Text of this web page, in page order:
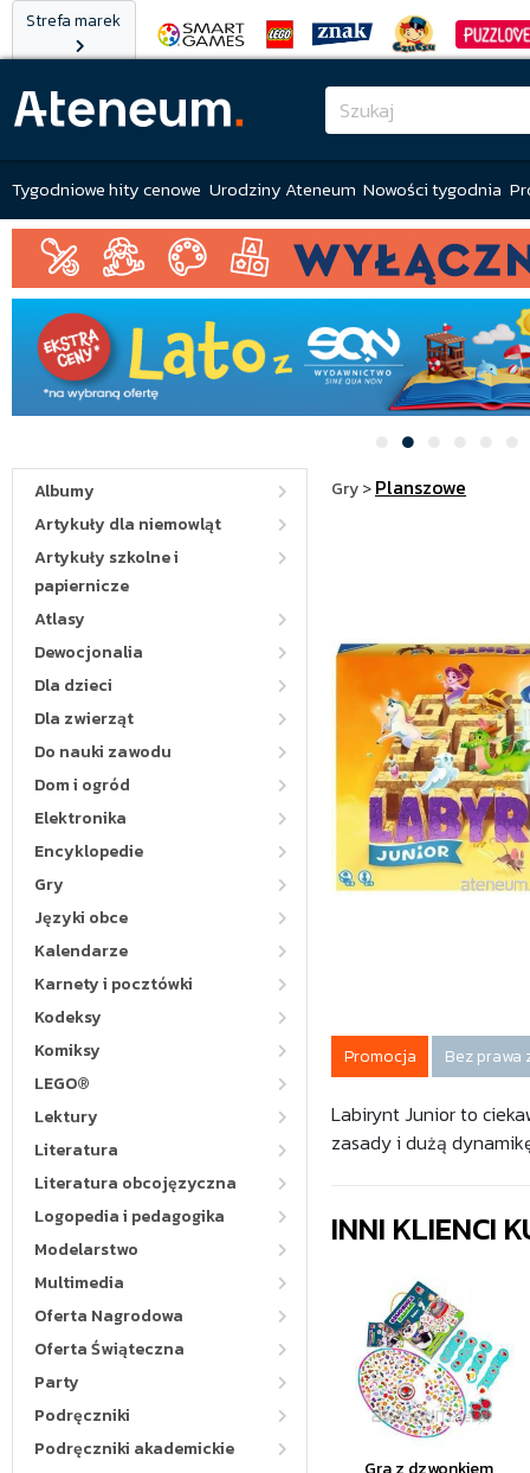
Strefa marek
Tygodniowe hity cenowe Urodziny Ateneum Nowości tygodnia
Albumy
Artykuły dla niemowląt
Artykuły szkolne i
papiernicze
Atlasy
Dewocjonalia
Dla dzieci
Dla zwierząt
Do nauki zawodu
Dom i ogród
Elektronika
Encyklopedie
Gry
Języki obce
Kalendarze
Karnety i pocztówki
Kodeksy
Komiksy
LEGO®
Lektury
Literatura
Literatura obcojęzyczna
Logopedia i pedagogika
Modelarstwo
Multimedia
Oferta Nagrodowa
Oferta Świąteczna
Party
Podręczniki
Podręczniki akademickie
Gry>Planszowe
Promocja Bez prawa
Labirynt Junior to
zasady i dużą
INNI KLIENCI